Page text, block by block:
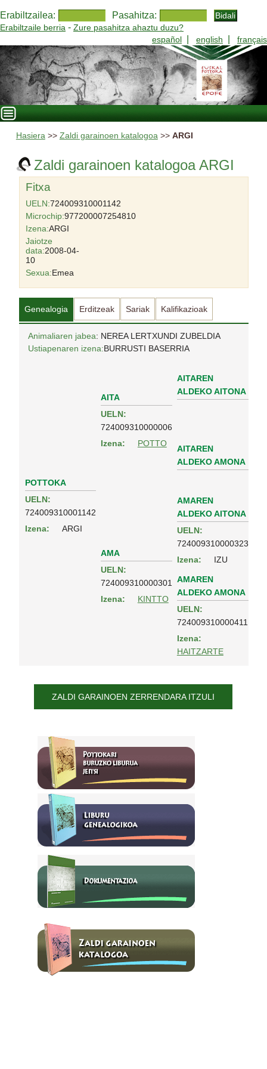
Erabiltzailea: Pasahitza:
Erabiltzaile berria - Zure pasahitza ahaztu duzu?
español
english français
Hasiera>> Zaldi garainoen katalogoa>> ARGI
Zaldi garainoen katalogoa ARGI
Fitxa
UELN:724009310001142
Microchip:977200007254810
Izena:ARGI
Jaiotze
data:2008-04-
10
Sexua:Emea
Genealogia Erditzeak Sariak Kalifikazioak
Animaliaren jabea: NEREA LERTXUNDI ZUBELDIA
Ustiapenaren izena:BURRUSTI BASERRIA
POTTOKA
UELN:
724009310001142
Izena:
ARGI
AITA
UELN:
724009310000006
Izena:
POTTO
AITAREN
ALDEKO AITONA
AITAREN
ALDEKO AMONA
AMA
UELN:
724009310000301
Izena:
KINTTO
AMAREN
ALDEKO AITONA
UELN:
724009310000323
Izena:
IZU
AMAREN
ALDEKO AMONA
UELN:
724009310000411
Izena:
HAITZARTE
ZALDI GARAINOEN ZERRENDARA ITZULI